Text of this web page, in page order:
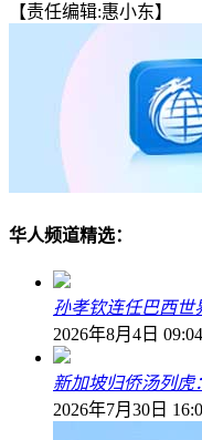
【责任编辑:惠小东】
华人频道精选：
孙孝钦连任巴西世
2026年8月4日
新加坡归侨汤列虎
2026年7月30日